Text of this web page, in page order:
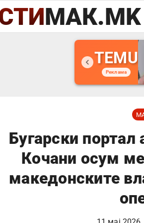
МАК.MK
TEMU
Реклама
Бугарски
Кочани осум
македонските